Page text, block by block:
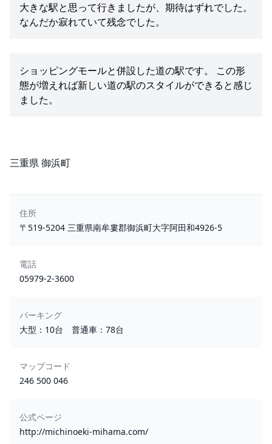
大きな駅と思って行きましたが、期待はずれでした。
なんだか寂れていて残念でした。
ショッピングモールと併設した道の駅です。 この形
態が増えれば新しい道の駅のスタイルができると感じ
ました。
所在地
三重県 御浜町
住所
〒519-5204 三重県南牟婁郡御浜町大字阿田和4926-5
電話
05979-2-3600
パーキング
大型：10台 普通車：78台
マップコード
246 500 046
公式ページ
http://michinoeki-mihama.com/